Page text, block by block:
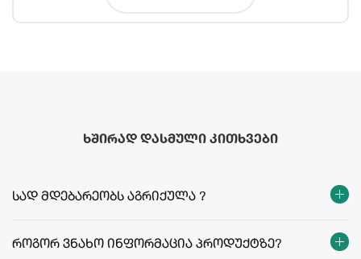
ხშირად დასმული კითხვები
სად მდებარეობს აგრიქულა ?
როგორ ვნახო ინფორმაცია პროდუქტზე?